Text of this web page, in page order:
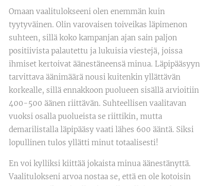
Omaan vaalitulokseeni olen enemmän kuin
tyytyväinen. Olin varovaisen toiveikas läpimenon
suhteen, sillä koko kampanjan ajan sain paljon
positiivista palautettu ja lukuisia viestejä, joissa
ihmiset kertoivat äänestäneensä minua. Läpipääsyyn
tarvittava äänimäärä nousi kuitenkin yllättävän
korkealle, sillä ennakkoon puolueen sisällä arvioitiin
400-500 äänen riittävän. Suhteellisen vaalitavan
vuoksi osalla puolueista se riittikin, mutta
demarilistalla läpipääsy vaati lähes 600 ääntä. Siksi
lopullinen tulos yllätti minut totaalisesti!
En voi kylliksi kiittää jokaista minua äänestänyttä.
Vaalitulokseni arvoa nostaa se, että en ole kotoisin